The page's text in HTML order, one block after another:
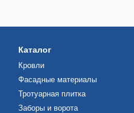
Каталог
Кровли
Фасадные материалы
Тротуарная плитка
Заборы и ворота